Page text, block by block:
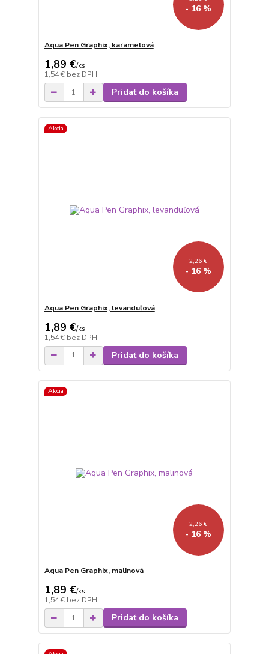
- 16 %
Aqua Pen Graphix, karamelová
1,89 €/ks
1,54 € bez DPH
Pridať do košíka
Akcia
2,26 €
- 16 %
Aqua Pen Graphix, levanduľová
1,89 €/ks
1,54 € bez DPH
Pridať do košíka
Akcia
2,26 €
- 16 %
Aqua Pen Graphix, malinová
1,89 €/ks
1,54 € bez DPH
Pridať do košíka